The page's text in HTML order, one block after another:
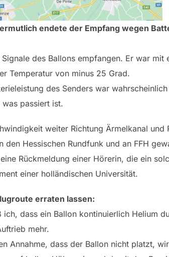
endete der Empfang wegen
des Ballons empfangen. Er war
Temperatur von minus 25 Grad.
des Senders war
passiert ist.
weiter Richtung Ärmelkanal und
Hessischen Rundfunk und an FFH
Rückmeldung einer Hörerin, die ein
einer holländischen Universität.
erraten lassen:
dass ein Ballon kontinuierlich Helium
mehr.
Annahme, dass der Ballon nicht platzt,